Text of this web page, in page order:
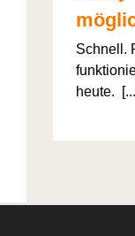
Schnell.
heute.